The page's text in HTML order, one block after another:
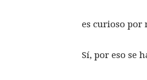
es curioso por
Sí, por eso se